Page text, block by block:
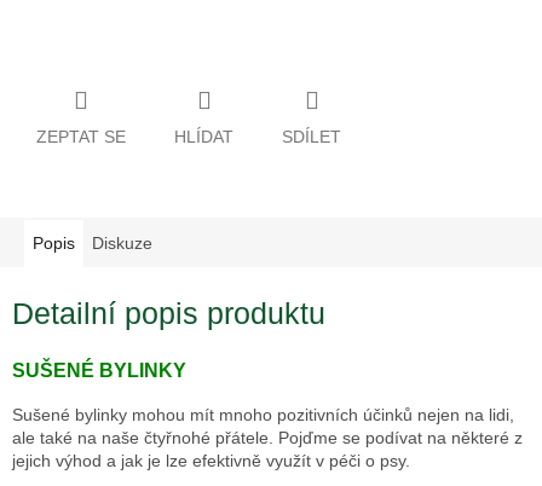
ZEPTAT SE HLÍDAT SDÍLET
Popis Diskuze
Detailní popis produktu
SUŠENÉ BYLINKY
Sušené bylinky mohou mít mnoho pozitivních účinků nejen na lidi,
ale také na naše čtyřnohé přátele. Pojďme se podívat na některé z
jejich výhod a jak je lze efektivně využít v péči o psy.